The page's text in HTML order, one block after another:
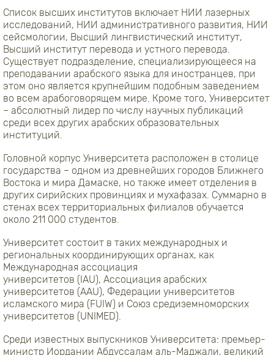
Список высших институтов включает НИИ лазерных
исследований, НИИ административного развития, НИИ
сейсмологии, Высший лингвистический институт,
Высший институт перевода и устного перевода.
Существует подразделение, специализирующееся на
преподавании арабского языка для иностранцев, при
этом оно является крупнейшим подобным заведением
во всем арабоговорящем мире. Кроме того, Университет
– абсолютный лидер по числу научных публикаций
среди всех других арабских образовательных
институций.
Головной корпус Университета расположен в столице
государства – одном из древнейших городов Ближнего
Востока и мира Дамаске, но также имеет отделения в
других сирийских провинциях и мухафазах. Суммарно в
стенах всех территориальных филиалов обучается
около 211 000 студентов.
Университет состоит в таких международных и
региональных координирующих органах, как
Международная ассоциация
университетов (IAU), Ассоциация арабских
университетов (AAU), Федерации университетов
исламского мира (FUIW) и Союз средиземноморских
университетов (UNIMED).
Среди известных выпускников Университета: премьер-
министр Иордании Абдуссалам аль-Маджали, великий